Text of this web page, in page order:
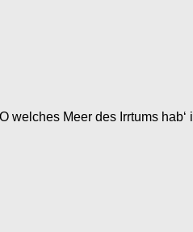
welches Meer des Irrtums